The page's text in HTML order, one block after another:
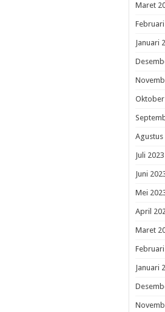
Maret
Januari
Oktober
Agustus
Juli 2023
Juni
Mei
April
Maret
Januari